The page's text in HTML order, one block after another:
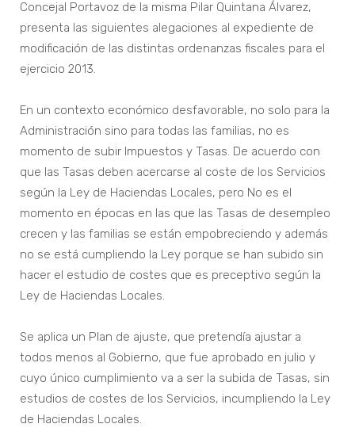
Concejal Portavoz de la misma Pilar Quintana Álvarez,
presenta las siguientes alegaciones al expediente de
modificación de las distintas ordenanzas fiscales para el
ejercicio 2013.
En un contexto económico desfavorable, no solo para la
Administración sino para todas las familias, no es
momento de subir Impuestos y Tasas. De acuerdo con
que las Tasas deben acercarse al coste de los Servicios
según la Ley de Haciendas Locales, pero No es el
momento en épocas en las que las Tasas de desempleo
crecen y las familias se están empobreciendo y además
no se está cumpliendo la Ley porque se han subido sin
hacer el estudio de costes que es preceptivo según la
Ley de Haciendas Locales.
Se aplica un Plan de ajuste, que pretendía ajustar a
todos menos al Gobierno, que fue aprobado en julio y
cuyo único cumplimiento va a ser la subida de Tasas, sin
estudios de costes de los Servicios, incumpliendo la Ley
de Haciendas Locales.